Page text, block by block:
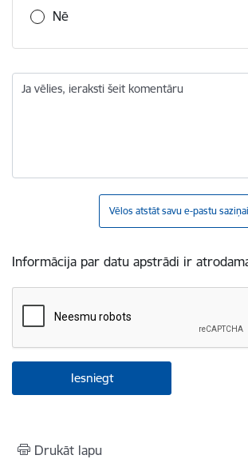
Nē
Ja vēlies, ieraksti šeit komentāru
Vēlos atstāt savu e-pastu saziņai
Informācija par datu apstrādi ir
Drukāt lapu